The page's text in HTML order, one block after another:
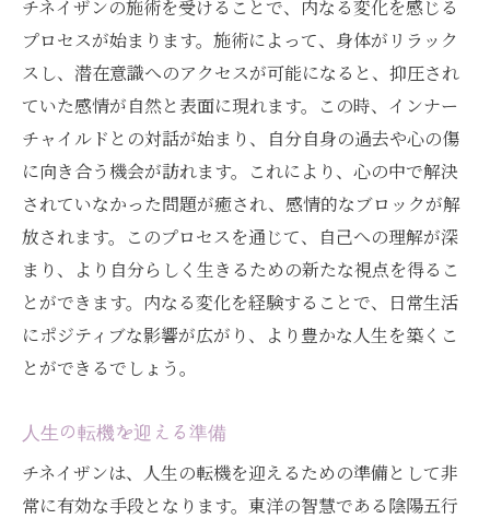
チネイザンの施術を受けることで、内なる変化を感じる
プロセスが始まります。施術によって、身体がリラック
スし、潜在意識へのアクセスが可能になると、抑圧され
ていた感情が自然と表面に現れます。この時、インナー
チャイルドとの対話が始まり、自分自身の過去や心の傷
に向き合う機会が訪れます。これにより、心の中で解決
されていなかった問題が癒され、感情的なブロックが解
放されます。このプロセスを通じて、自己への理解が深
まり、より自分らしく生きるための新たな視点を得るこ
とができます。内なる変化を経験することで、日常生活
にポジティブな影響が広がり、より豊かな人生を築くこ
とができるでしょう。
人生の転機を迎える準備
チネイザンは、人生の転機を迎えるための準備として非
常に有効な手段となります。東洋の智慧である陰陽五行